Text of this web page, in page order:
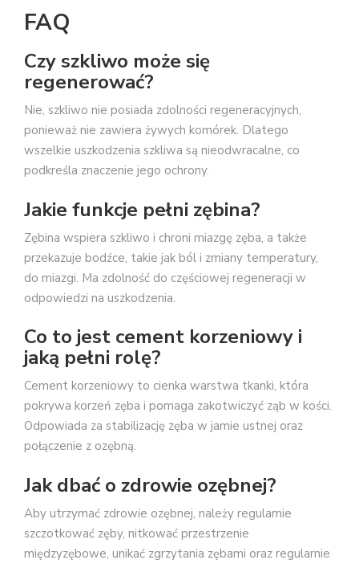
FAQ
Czy szkliwo może się
regenerować?
Nie, szkliwo nie posiada zdolności regeneracyjnych,
ponieważ nie zawiera żywych komórek. Dlatego
wszelkie uszkodzenia szkliwa są nieodwracalne, co
podkreśla znaczenie jego ochrony.
Jakie funkcje pełni zębina?
Zębina wspiera szkliwo i chroni miazgę zęba, a także
przekazuje bodźce, takie jak ból i zmiany temperatury,
do miazgi. Ma zdolność do częściowej regeneracji w
odpowiedzi na uszkodzenia.
Co to jest cement korzeniowy i
jaką pełni rolę?
Cement korzeniowy to cienka warstwa tkanki, która
pokrywa korzeń zęba i pomaga zakotwiczyć ząb w kości.
Odpowiada za stabilizację zęba w jamie ustnej oraz
połączenie z ozębną.
Jak dbać o zdrowie ozębnej?
Aby utrzymać zdrowie ozębnej, należy regularnie
szczotkować zęby, nitkować przestrzenie
międzyzębowe, unikać zgrzytania zębami oraz regularnie